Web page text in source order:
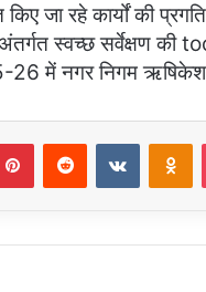
किए जा रहे कार्यों की
स्वच्छ सर्वेक्षण की
26 में नगर निगम
PinterestReddit